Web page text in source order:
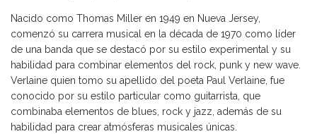
Nacido como Thomas Miller en 1949 en Nueva Jersey,
comenzó su carrera musical en la década de 1970 como líder
de una banda que se destacó por su estilo experimental y su
habilidad para combinar elementos del rock, punk y new wave.
Verlaine quien tomo su apellido del poeta Paul Verlaine, fue
conocido por su estilo particular como guitarrista, que
combinaba elementos de blues, rock y jazz, además de su
habilidad para crear atmósferas musicales únicas.